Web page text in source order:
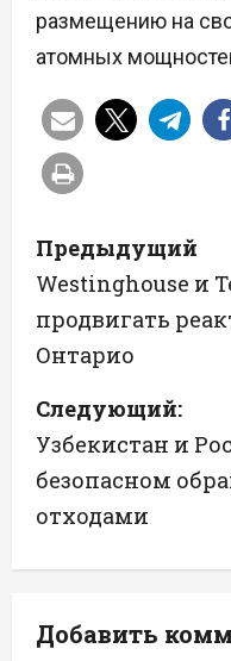
размещению на
атомных
Н
а
в
г
а
ц
и
я
Предыдущий
Westinghouse и
продвигать
Онтарио
Следующий:
Узбекистан и
безопасном
отходами
Добавить